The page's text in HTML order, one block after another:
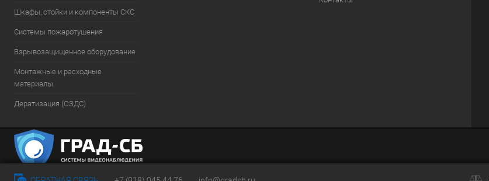
Шкафы, стойки и компоненты СКС
Системы пожаротушения
Взрывозащищенное оборудование
Монтажные и расходные
материалы
Дератизация (ОЗДС)